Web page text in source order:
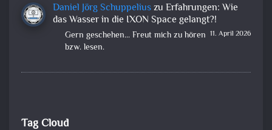
Daniel Jörg Schuppeliuszu Erfahrungen: Wie
das Wasser in die IXON Space gelangt?!
11. April 2026
Gern geschehen... Freut mich zu hören
bzw. lesen.
Tag Cloud